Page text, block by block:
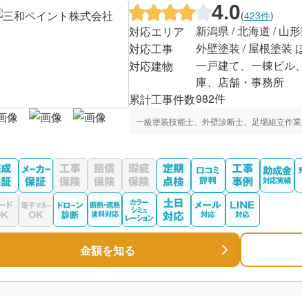
4.0(423件)
対応エリア
新潟県 / 北海道 / 山
対応工事
外壁塗装 / 屋根塗装
対応建物
一戸建て、一棟ビル
庫、店舗・事務所
累計工事件数982件
一級塗装技能士、外壁診断士、足場組立作
金額を知る